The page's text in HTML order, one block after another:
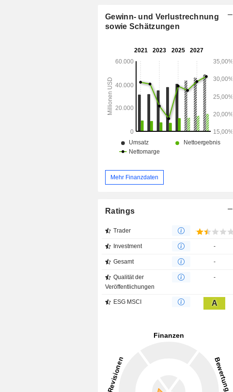
Osten/Afrika (42,4 %), Europa (37 %), Ostasien
und Australien (10,9 %).
Gewinn- und Verlustrechnung
sowie Schätzungen
Mehr Finanzdaten
Ratings
Trader
Investment -
Gesamt -
Qualität der
Veröffentlichungen
-
ESG MSCI A